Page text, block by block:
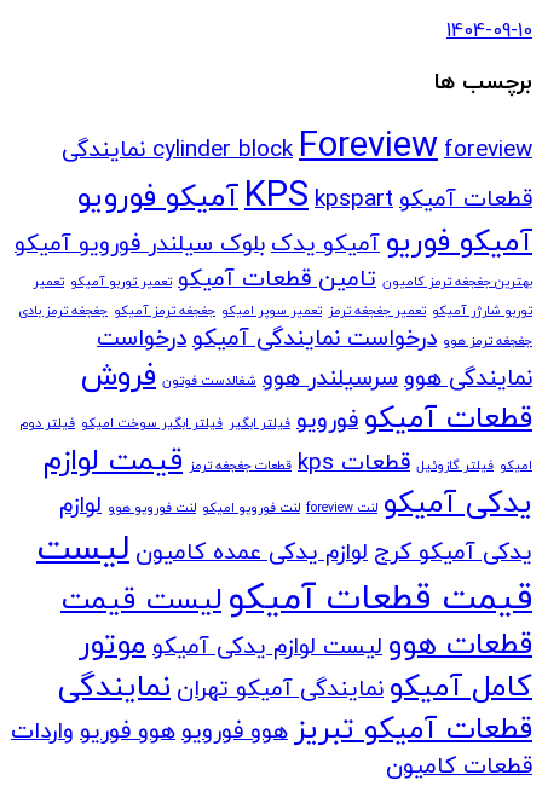
1404-09-10
برچسب ها
cylinder blockForeview
foreview نمایندگی
قطعات آمیکو
KPSkpspart
آمیکو فورویو
آمیکو فوریو آمیکو یدکبلوک سیلندر فورویو آمیکو
بهترین جغجغه ترمز کامیون تامین قطعات آمیکو تعمیر توربو آمیکو تعمیر
توربو شارژر آمیکو تعمیر جغجغه ترمز تعمیر سوپر امیکو جغجغه ترمز آمیکو جغجغه ترمز بادی
جغجغه ترمز هوو درخواست نمایندگی آمیکودرخواست
نمایندگی هووسرسیلندر هوو شغالدست فوتون فروش
قطعات آمیکو فورویو فیلتر ابگیر فیلتر ابگیر سوخت امیکو فیلتر دوم
امیکو فیلتر گازوئیل قطعات kps قطعات جغجغه ترمز قیمت لوازم
یدکی آمیکو لنت foreview لنت فورویو امیکو لنت فورویو هوو لوازم
یدکی آمیکو کرج لوازم یدکی عمده کامیون لیست
قیمت قطعات آمیکو لیست قیمت
قطعات هوو لیست لوازم یدکی آمیکوموتور
کامل آمیکو نمایندگی آمیکو تهران نمایندگی
قطعات آمیکو تبریز هوو فورویوهوو فوریو واردات
قطعات کامیون